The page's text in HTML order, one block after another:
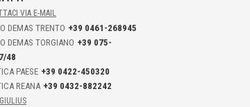
VIA E-MAIL
DEMAS TRENTO +39 0461-268945
DEMAS TORGIANO +39 075-
48
PAESE +39 0422-450320
REANA +39 0432-882242